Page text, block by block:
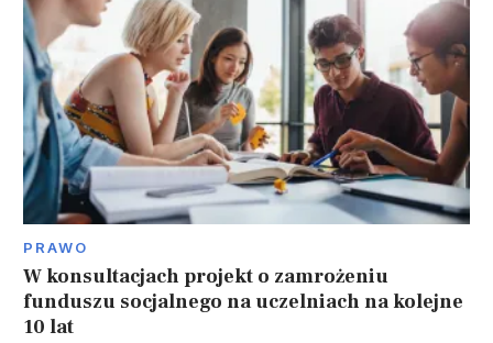
PRAWO
W konsultacjach projekt o zamrożeniu
funduszu socjalnego na uczelniach na kolejne
10 lat